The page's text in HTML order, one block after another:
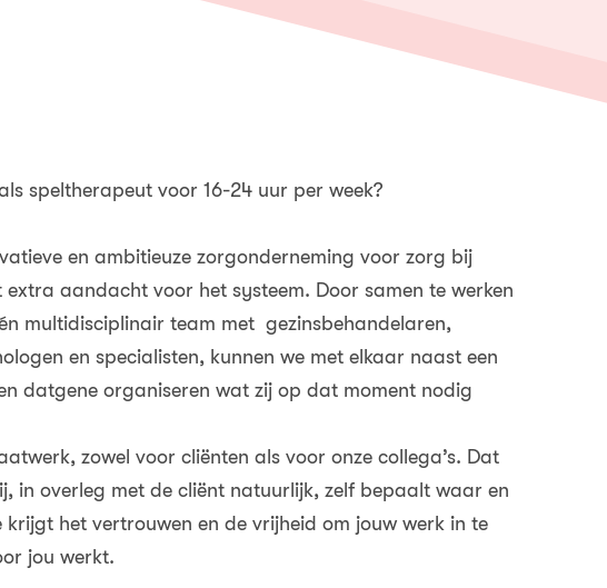
speltherapeut voor 16-24 uur per week?
en ambitieuze zorgonderneming voor zorg bij
aandacht voor het systeem. Door samen te werken
multidisciplinair team met gezinsbehandelaren,
en specialisten, kunnen we met elkaar naast een
datgene organiseren wat zij op dat moment nodig
zowel voor cliënten als voor onze collega’s. Dat
in overleg met de cliënt natuurlijk, zelf bepaalt waar en
krijgt het vertrouwen en de vrijheid om jouw werk in te
jou werkt.